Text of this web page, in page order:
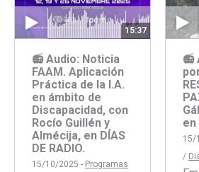
15:37
📻 Audio: Noticia
FAAM. Aplicación
Práctica de la I.A.
en ámbito de
Discapacidad, con
Rocío Guillén y
Almécija, en DÍAS
DE RADIO.
15/10/2025 - Programas
📻
en
15/
/